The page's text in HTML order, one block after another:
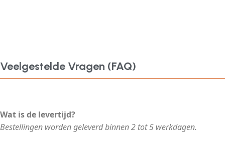
Veelgestelde Vragen (FAQ)
Wat is de levertijd?
Bestellingen worden geleverd binnen 2 tot 5 werkdagen.